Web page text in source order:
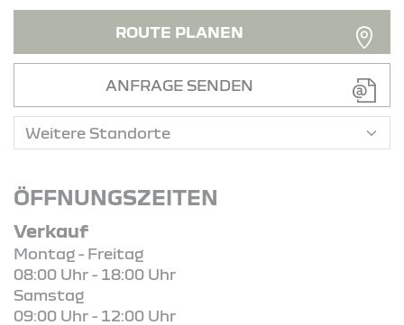
ROUTE PLANEN
ANFRAGE SENDEN
ÖFFNUNGSZEITEN
Verkauf
Montag - Freitag
08:00 Uhr - 18:00 Uhr
Samstag
09:00 Uhr - 12:00 Uhr